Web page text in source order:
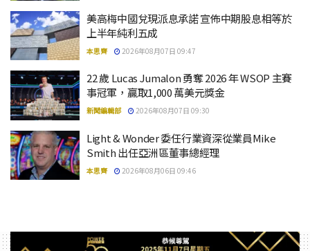
美高梅中國兌現派息承諾 宣佈中期股息相等於
上半年純利五成
本思齊 2026年08月07日 09:47
22 歲 Lucas Jumalon 勇奪 2026 年 WSOP 主賽
事冠軍，贏取1,000 萬美元獎金
新聞編輯部 2026年08月07日 09:30
Light & Wonder 委任行業資深從業員Mike
Smith 出任亞洲區董事總經理
本思齊 2026年08月06日 09:46